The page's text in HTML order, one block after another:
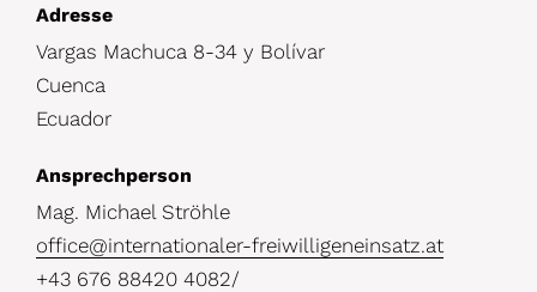
D
e
t
a
i
l
s
Adresse
Vargas Machuca 8-34 y Bolívar
Cuenca
Ecuador
Ansprechperson
Mag. Michael Ströhle
office@internationaler-freiwilligeneinsatz.at
+43 676 88420 4082/